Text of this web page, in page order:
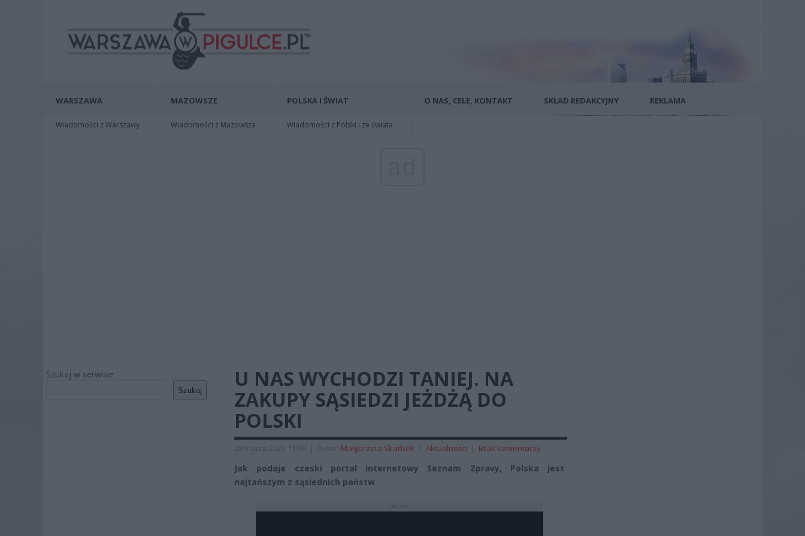
WARSZAWA
Wiadomości z Warszawy
MAZOWSZE
Wiadomości z Mazowsza
POLSKA I ŚWIAT
Wiadomości z Polski i ze świata
O NAS, CELE, KONTAKT SKŁAD REDAKCYJNY REKLAMA
Szukaj w serwisie
Szukaj
U NAS WYCHODZI TANIEJ. NA
ZAKUPY SĄSIEDZI JEŻDŻĄ DO
POLSKI
28 marca 2023 11:09 | Autor: Małgorzata Skarbek | Aktualności | Brak komentarzy
Jak podaje czeski portal internetowy Seznam Zpravy, Polska jest
najtańszym z sąsiednich państw